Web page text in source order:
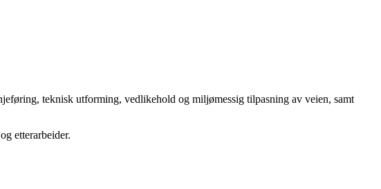
teknisk utforming, vedlikehold og miljømessig tilpasning av veien, samt
etterarbeider.